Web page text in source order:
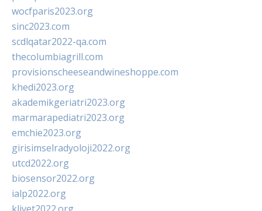
wocfparis2023.org
sinc2023.com
scdlqatar2022-qa.com
thecolumbiagrill.com
provisionscheeseandwineshoppe.com
khedi2023.org
akademikgeriatri2023.org
marmarapediatri2023.org
emchie2023.org
girisimselradyoloji2022.org
utcd2022.org
biosensor2022.org
ialp2022.org